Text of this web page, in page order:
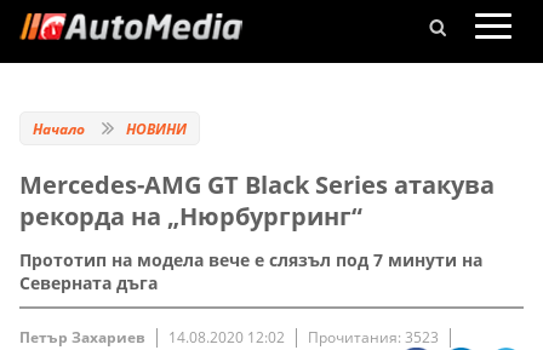
Начало НОВИНИ
Mercedes-AMG GT Black Series атакува
рекорда на „Нюрбургринг“
Прототип на модела вече е слязъл под 7 минути на
Северната дъга
Петър Захариев 14.08.2020 12:02 Прочитания: 3523